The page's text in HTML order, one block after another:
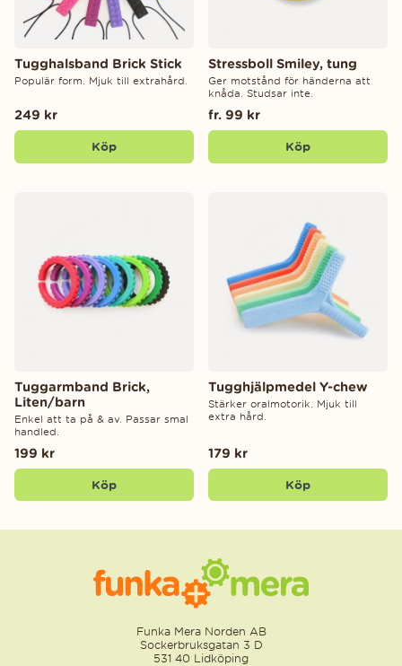
Tugghalsband Brick Stick
Populär form. Mjuk till extrahård.
249 kr
Köp
Stressboll Smiley, tung
Ger motstånd för händerna att
knåda. Studsar inte.
fr. 99 kr
Köp
Tuggarmband Brick,
Liten/barn
Enkel att ta på & av. Passar smal
handled.
199 kr
Köp
Tugghjälpmedel Y-chew
Stärker oralmotorik. Mjuk till
extra hård.
179 kr
Köp
Funka Mera Norden AB
Sockerbruksgatan 3 D
531 40 Lidköping